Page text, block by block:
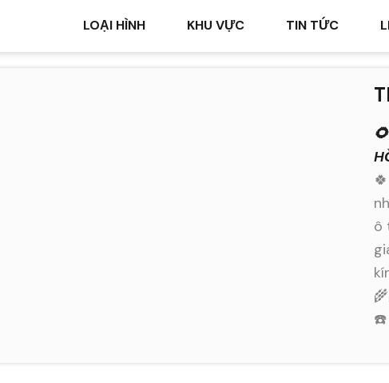
LOẠI HÌNH KHU VỰC TIN TỨC
ô
☎️